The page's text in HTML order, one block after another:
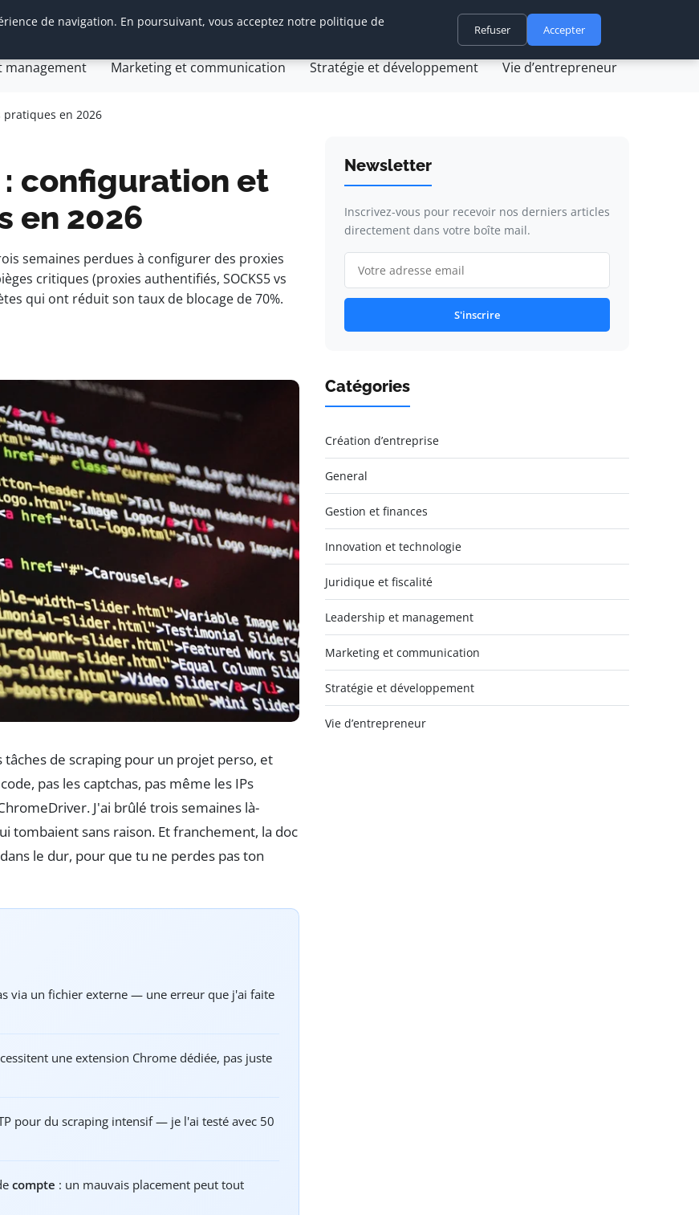
Web
d’entreprise General Gestion et finances Innovation et technologie Juridique et fiscalité
management Marketing et communication Stratégie et développement Vie d’entrepreneur
en 2026
configuration et
en 2026
semaines perdues à configurer des proxies
critiques (proxies authentifiés, SOCKS5 vs
qui ont réduit son taux de blocage de 70%.
de scraping pour un projet perso, et
pas les captchas, pas même les IPs
J'ai brûlé trois semaines là-
tombaient sans raison. Et franchement, la doc
le dur, pour que tu ne perdes pas ton
via un fichier externe — une erreur que j'ai faite
une extension Chrome dédiée, pas juste
pour du scraping intensif — je l'ai testé avec 50
compte : un mauvais placement peut tout
Newsletter
Inscrivez-vous pour recevoir nos derniers articles
directement dans votre boîte mail.
S'inscrire
Catégories
Création d’entreprise
General
Gestion et finances
Innovation et technologie
Juridique et fiscalité
Leadership et management
Marketing et communication
Stratégie et développement
Vie d’entrepreneur
de navigation. En poursuivant, vous acceptez notre politique de
Refuser Accepter